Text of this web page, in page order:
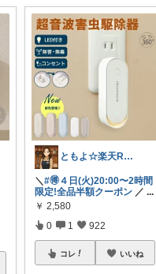
ともよ☆楽天ROOM
＼#🉐４日(火)20:00〜2時間
限定!全品半額クーポン ／...
￥ 2,580
0 1 922
コレ いいね